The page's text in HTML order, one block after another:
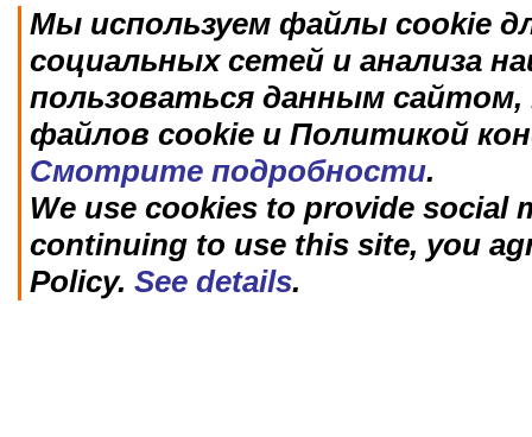
Мы используем файлы cookie
социальных сетей и анализа
пользоваться данным
файлов cookie и Политикой
Смотрите подробности.
We use cookies to provide social
continuing to use this site, you
Policy. See details.